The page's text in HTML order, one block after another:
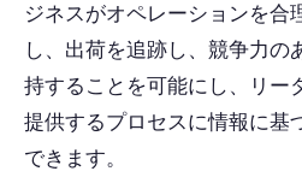
ジネスがオペレーションを合
し、出荷を追跡し、競争力の
持することを可能にし、リー
提供するプロセスに情報に基
できます。